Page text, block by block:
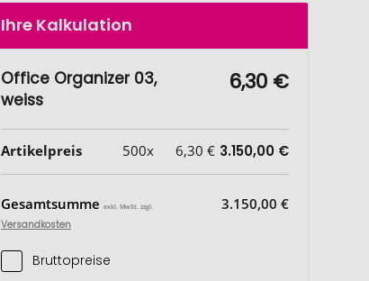
Ihre Kalkulation
Office Organizer 03,
weiss
6,30 €
Artikelpreis 500x 6,30 € 3.150,00 €
Gesamtsumme exkl. MwSt. zzgl.
Versandkosten
3.150,00 €
Bruttopreise